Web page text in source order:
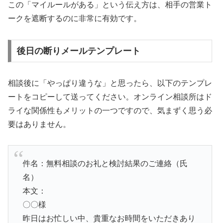
この「マイルールがある」という伝え方は、相手の営業ト
ークを遮断するのに非常に有効です。
後日の断りメールテンプレート
相談後に「やっぱり違うな」と思ったら、以下のテンプレ
ートをコピーして送ってください。オンライン相談所はド
ライな関係性もメリットの一つですので、気まずく思う必
要はありません。
件名：無料相談のお礼と検討結果のご連絡（氏
名）
本文：
〇〇様
昨日はお忙しい中、貴重なお時間をいただきあり